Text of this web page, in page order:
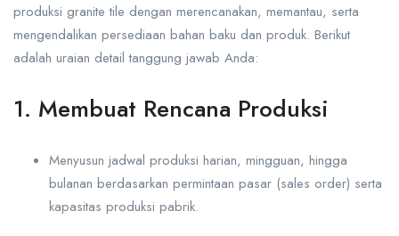
produksi granite tile dengan merencanakan, memantau, serta
mengendalikan persediaan bahan baku dan produk. Berikut
adalah uraian detail tanggung jawab Anda:
1. Membuat Rencana Produksi
Menyusun jadwal produksi harian, mingguan, hingga
bulanan berdasarkan permintaan pasar (sales order) serta
kapasitas produksi pabrik.